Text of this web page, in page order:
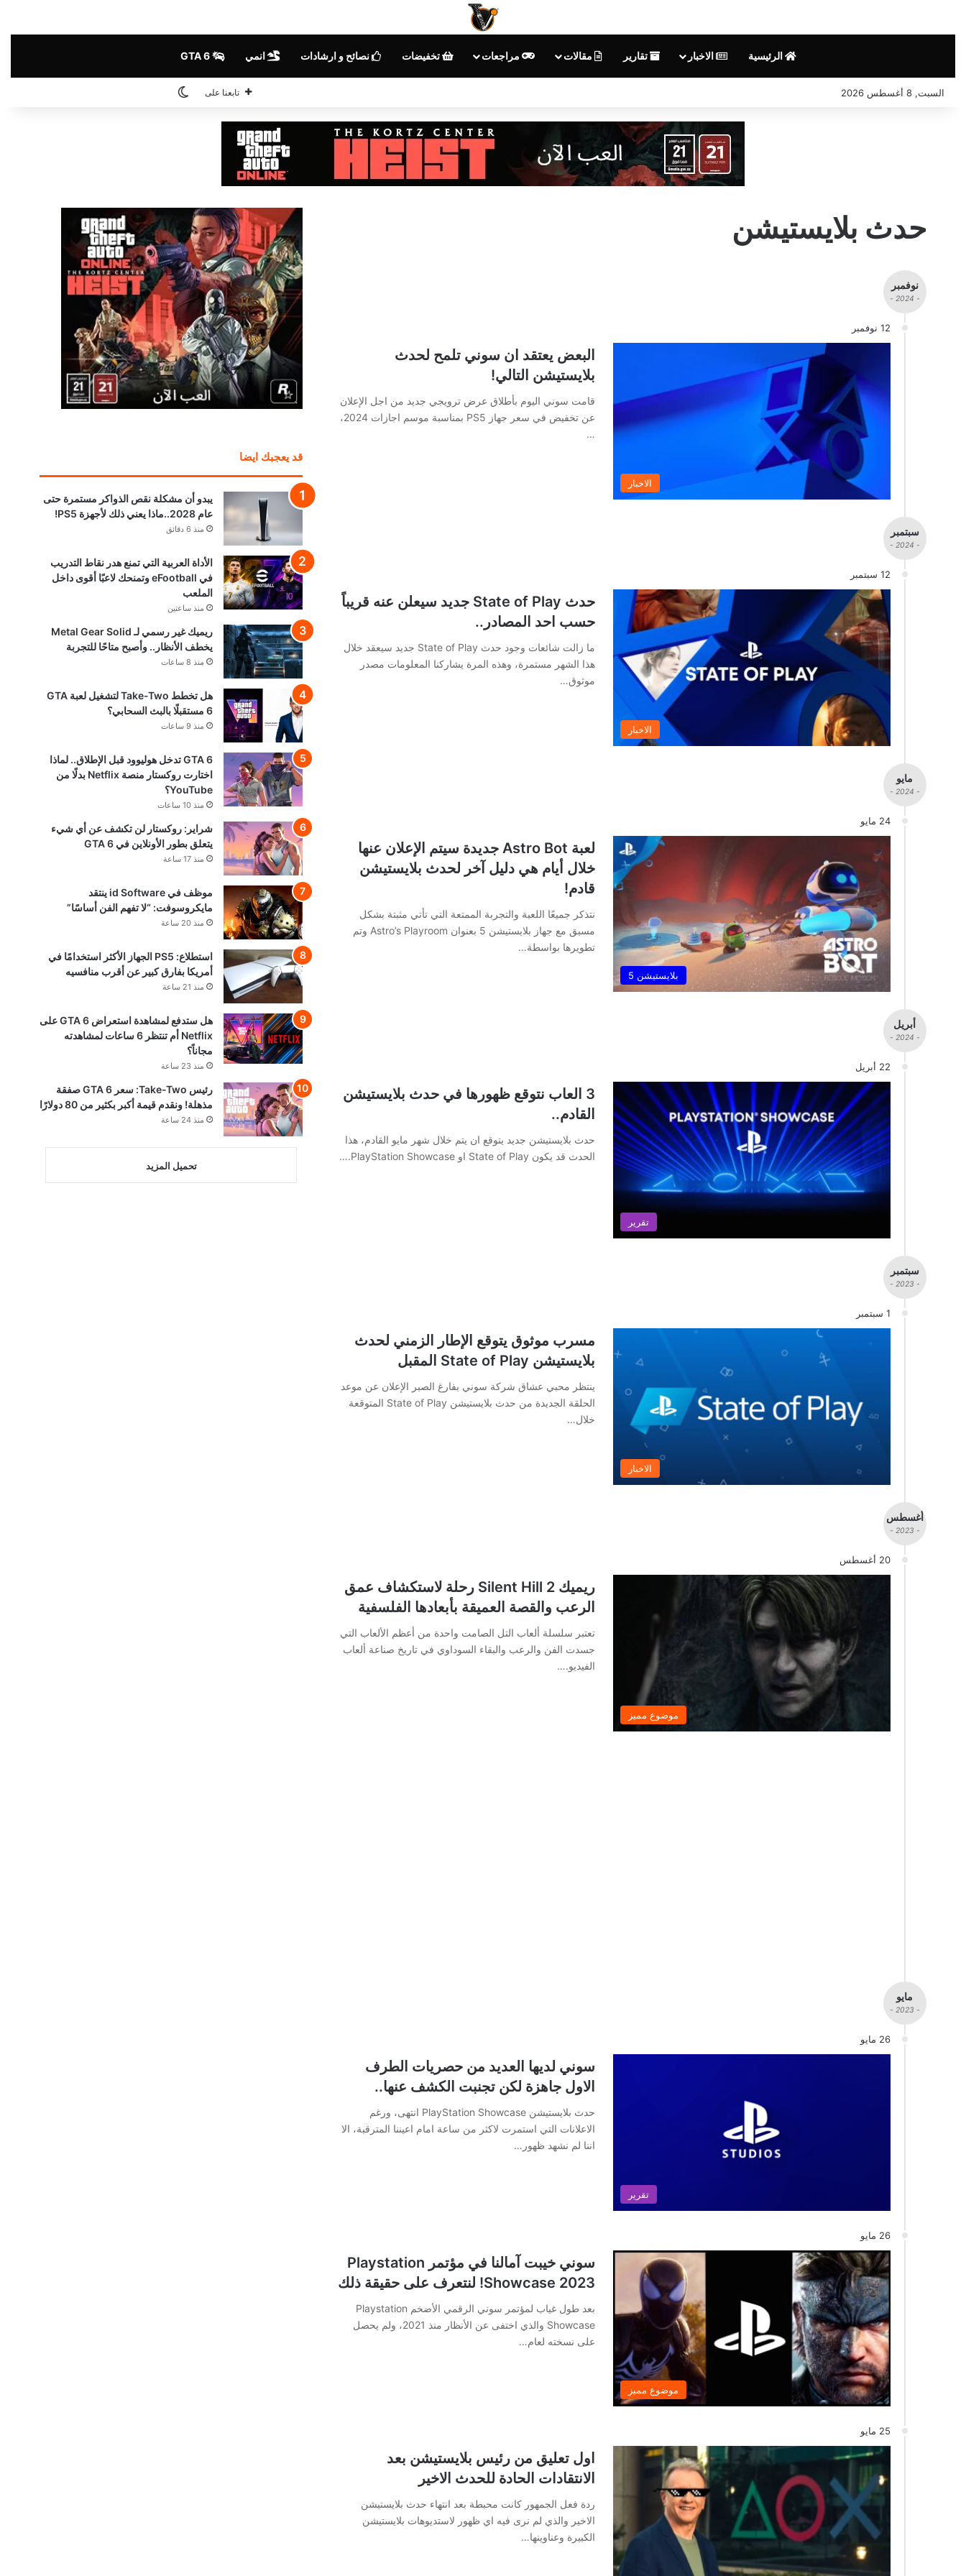
الرئيسية الاخبار تقارير مقالات مراجعات تخفيضات نصائح و ارشادات انمي GTA 6
السبت, 8 أغسطس 2026 تابعنا على الوضع المظلم
حدث بلايستيشن
نوفمبر
- 2024 -
12 نوفمبر
الاخبار
البعض يعتقد ان سوني تلمح لحدث
بلايستيشن التالي!
قامت سوني اليوم بأطلاق عرض ترويجي جديد من اجل الإعلان
عن تخفيض في سعر جهاز PS5 بمناسبة موسم اجازات 2024،
…
سبتمبر
- 2024 -
12 سبتمبر
الاخبار
حدث State of Play جديد سيعلن عنه قريباً
حسب احد المصادر..
ما زالت شائعات وجود حدث State of Play جديد سيعقد خلال
هذا الشهر مستمرة، وهذه المرة يشاركنا المعلومات مصدر
موثوق…
مايو
- 2024 -
24 مايو
بلايستيشن 5
لعبة Astro Bot جديدة سيتم الإعلان عنها
خلال أيام هي دليل آخر لحدث بلايستيشن
قادم!
نتذكر جميعًا اللعبة والتجربة الممتعة التي تأتي مثبتة بشكل
مسبق مع جهاز بلايستيشن 5 بعنوان Astro’s Playroom وتم
تطويرها بواسطة…
أبريل
- 2024 -
22 أبريل
تقرير
3 العاب نتوقع ظهورها في حدث بلايستيشن
القادم..
حدث بلايستيشن جديد يتوقع ان يتم خلال شهر مايو القادم، هذا
الحدث قد يكون State of Play او PlayStation Showcase.…
سبتمبر
- 2023 -
1 سبتمبر
الاخبار
مسرب موثوق يتوقع الإطار الزمني لحدث
بلايستيشن State of Play المقبل
ينتظر محبي عشاق شركة سوني بفارغ الصبر الإعلان عن موعد
الحلقة الجديدة من حدث بلايستيشن State of Play المتوقعة
خلال…
أغسطس
- 2023 -
20 أغسطس
موضوع مميز
ريميك Silent Hill 2 رحلة لاستكشاف عمق
الرعب والقصة العميقة بأبعادها الفلسفية
تعتبر سلسلة ألعاب التل الصامت واحدة من أعظم الألعاب التي
جسدت الفن والرعب والبقاء السوداوي في تاريخ صناعة ألعاب
الفيديو.…
مايو
- 2023 -
26 مايو
تقرير
سوني لديها العديد من حصريات الطرف
الاول جاهزة لكن تجنبت الكشف عنها..
حدث بلايستيشن PlayStation Showcase انتهى، ورغم
الاعلانات التي استمرت لاكثر من ساعة امام اعيننا المترقبة، الا
اننا لم نشهد ظهور…
26 مايو
موضوع مميز
سوني خيبت آمالنا في مؤتمر Playstation
Showcase 2023! لنتعرف على حقيقة ذلك
بعد طول غياب لمؤتمر سوني الرقمي الأضخم Playstation
Showcase والذي اختفى عن الأنظار منذ 2021، ولم يحصل
على نسخته لعام…
25 مايو
اول تعليق من رئيس بلايستيشن بعد
الانتقادات الحادة للحدث الاخير
ردة فعل الجمهور كانت محبطة بعد انتهاء حدث بلايستيشن
الاخير والذي لم نرى فيه اي ظهور لاستديوهات بلايستيشن
الكبيرة وعناوينها…
قد يعجبك ايضا
يبدو أن مشكلة نقص الذواكر مستمرة حتى
عام 2028..ماذا يعني ذلك لأجهزة PS5!
منذ 6 دقائق
الأداة العربية التي تمنع هدر نقاط التدريب
في eFootball وتمنحك لاعبًا أقوى داخل
الملعب
منذ ساعتين
ريميك غير رسمي لـ Metal Gear Solid
يخطف الأنظار.. وأصبح متاحًا للتجربة
منذ 8 ساعات
هل تخطط Take-Two لتشغيل لعبة GTA
6 مستقبلًا بالبث السحابي؟
منذ 9 ساعات
GTA 6 تدخل هوليوود قبل الإطلاق.. لماذا
اختارت روكستار منصة Netflix بدلًا من
YouTube؟
منذ 10 ساعات
شراير: روكستار لن تكشف عن أي شيء
يتعلق بطور الأونلاين في GTA 6
منذ 17 ساعة
موظف في id Software ينتقد
مايكروسوفت: “لا تفهم الفن أساسًا”
منذ 20 ساعة
استطلاع: PS5 الجهاز الأكثر استخدامًا في
أمريكا بفارق كبير عن أقرب منافسيه
منذ 21 ساعة
هل ستدفع لمشاهدة استعراض GTA 6 على
Netflix أم تنتظر 6 ساعات لمشاهدته
مجاناً؟
منذ 23 ساعة
رئيس Take-Two: سعر GTA 6 صفقة
مذهلة! ونقدم قيمة أكبر بكثير من 80 دولارًا
منذ 24 ساعة
تحميل المزيد